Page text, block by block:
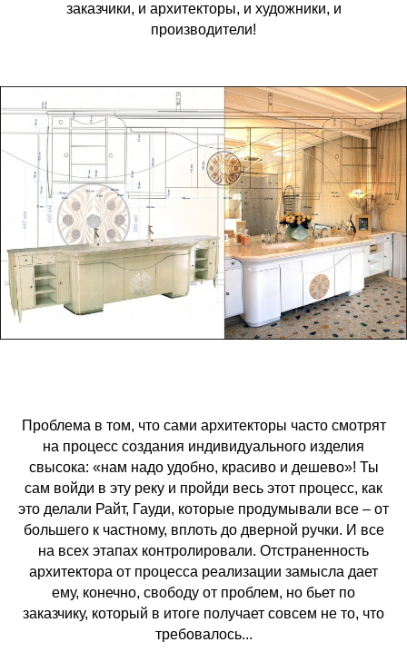
заказчики, и архитекторы, и художники, и
производители!
Проблема в том, что сами архитекторы часто смотрят
на процесс создания индивидуального изделия
свысока: «нам надо удобно, красиво и дешево»! Ты
сам войди в эту реку и пройди весь этот процесс, как
это делали Райт, Гауди, которые продумывали все – от
большего к частному, вплоть до дверной ручки. И все
на всех этапах контролировали. Отстраненность
архитектора от процесса реализации замысла дает
ему, конечно, свободу от проблем, но бьет по
заказчику, который в итоге получает совсем не то, что
требовалось...